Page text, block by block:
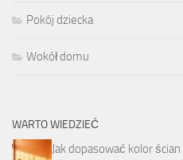
Pokój dziecka
Wokół domu
WARTO WIEDZIEĆ
Jak dopasować kolor